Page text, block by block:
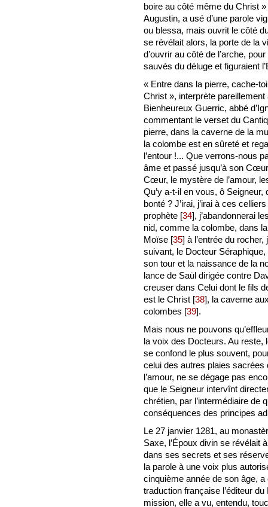
boire au côté même du Christ »
Augustin, a usé d’une parole
ou blessa, mais ouvrit le côté
se révélait alors, la porte de la
d’ouvrir au côté de l’arche,
sauvés du déluge et figuraient
« Entre dans la pierre, cache-
Christ », interprète
Bienheureux Guerric, abbé
commentant le verset du
pierre, dans la caverne de la
la colombe est en sûreté et
l’entour !... Que verrons-nous
âme et passé jusqu’à son
Cœur, le mystère de l’amour,
Qu’y a-t-il en vous, ô
bonté ? J’irai, j’irai à ces
prophète [34], j’abandonnerai
nid, comme la colombe, dans
Moïse [35] à l’entrée du
suivant, le Docteur
son tour et la naissance de la
lance de Saül dirigée contre
creuser dans Celui dont le fils
est le Christ [38], la caverne
colombes [39].
Mais nous ne pouvons
la voix des Docteurs. Au reste,
se confond le plus souvent,
celui des autres plaies
l’amour, ne se dégage pas
que le Seigneur intervînt
chrétien, par l’intermédiaire de
conséquences des principes
Le 27 janvier 1281, au
Saxe, l’Époux divin se révélait
dans ses secrets et ses
la parole à une voix plus
cinquième année de son âge,
traduction française l’éditeur
mission, elle a vu, entendu,